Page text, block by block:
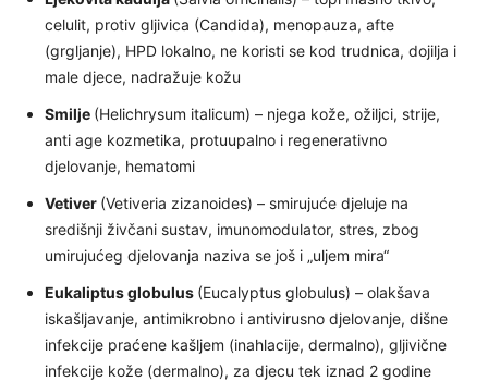
celulit, protiv gljivica (Candida), menopauza, afte
(grgljanje), HPD lokalno, ne koristi se kod trudnica, dojilja i
male djece, nadražuje kožu
Smilje (Helichrysum italicum) – njega kože, ožiljci, strije,
anti age kozmetika, protuupalno i regenerativno
djelovanje, hematomi
Vetiver (Vetiveria zizanoides) – smirujuće djeluje na
središnji živčani sustav, imunomodulator, stres, zbog
umirujućeg djelovanja naziva se još i „uljem mira“
Eukaliptus globulus (Eucalyptus globulus) – olakšava
iskašljavanje, antimikrobno i antivirusno djelovanje, dišne
infekcije praćene kašljem (inahlacije, dermalno), gljivične
infekcije kože (dermalno), za djecu tek iznad 2 godine